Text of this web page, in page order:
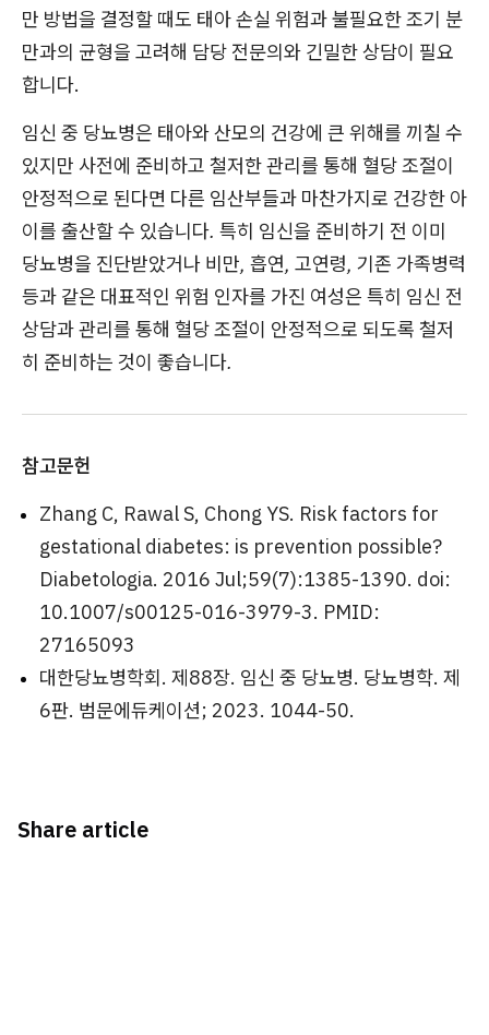
만 방법을 결정할 때도 태아 손실 위험과 불필요한 조기 분
만과의 균형을 고려해 담당 전문의와 긴밀한 상담이 필요
합니다.
임신 중 당뇨병은 태아와 산모의 건강에 큰 위해를 끼칠 수
있지만 사전에 준비하고 철저한 관리를 통해 혈당 조절이
안정적으로 된다면 다른 임산부들과 마찬가지로 건강한 아
이를 출산할 수 있습니다. 특히 임신을 준비하기 전 이미
당뇨병을 진단받았거나 비만, 흡연, 고연령, 기존 가족병력
등과 같은 대표적인 위험 인자를 가진 여성은 특히 임신 전
상담과 관리를 통해 혈당 조절이 안정적으로 되도록 철저
히 준비하는 것이 좋습니다.
참고문헌
Zhang C, Rawal S, Chong YS. Risk factors for
gestational diabetes: is prevention possible?
Diabetologia. 2016 Jul;59(7):1385-1390. doi:
10.1007/s00125-016-3979-3. PMID:
27165093
대한당뇨병학회. 제88장. 임신 중 당뇨병. 당뇨병학. 제
6판. 범문에듀케이션; 2023. 1044-50.
Share article